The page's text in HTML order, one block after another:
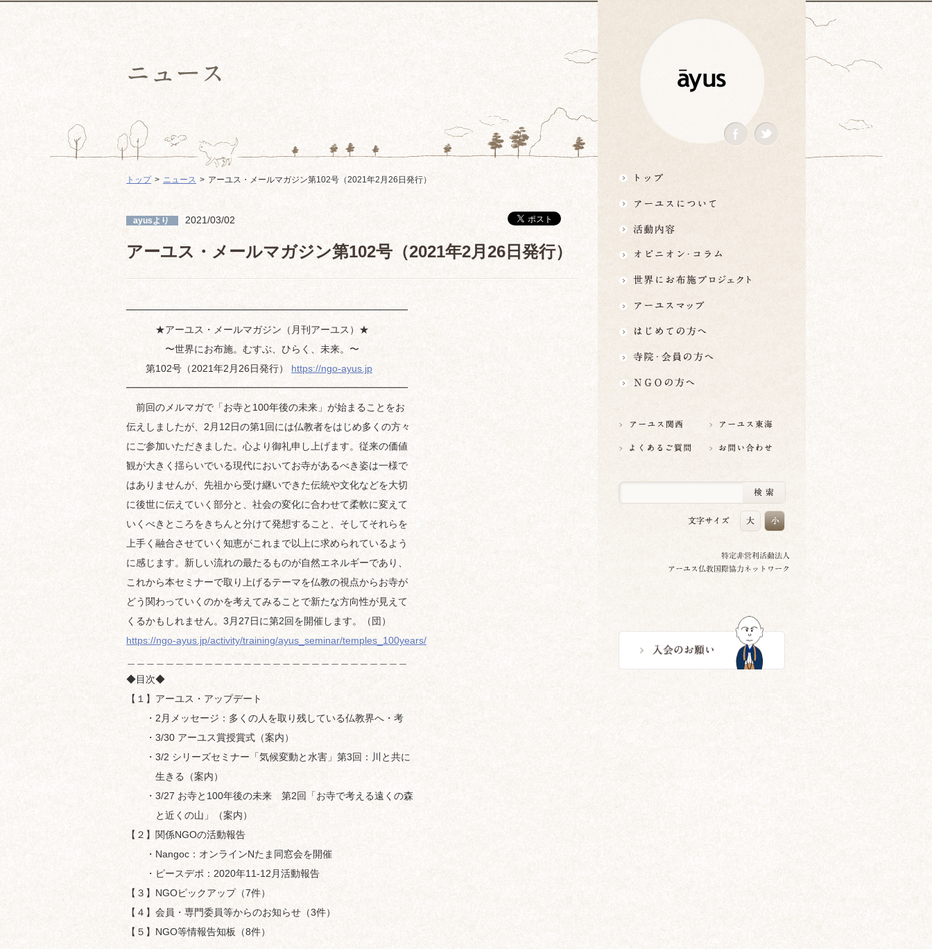
トップ ニュース アーユス・メールマガジン第102号（2021年2月26日発行）
ayusより 2021/03/02
アーユス・メールマガジン第102号（2021年2月26日発行）
━━━━━━━━━━━━━━━━━━━━━━━━━━━━━
★アーユス・メールマガジン（月刊アーユス）★
〜世界にお布施。むすぶ、ひらく、未来。〜
第102号（2021年2月26日発行） https://ngo-ayus.jp
━━━━━━━━━━━━━━━━━━━━━━━━━━━━━
前回のメルマガで「お寺と100年後の未来」が始まることをお
伝えしましたが、2月12日の第1回には仏教者をはじめ多くの方々
にご参加いただきました。心より御礼申し上げます。従来の価値
観が大きく揺らいでいる現代においてお寺があるべき姿は一様で
はありませんが、先祖から受け継いできた伝統や文化などを大切
に後世に伝えていく部分と、社会の変化に合わせて柔軟に変えて
いくべきところをきちんと分けて発想すること、そしてそれらを
上手く融合させていく知恵がこれまで以上に求められているよう
に感じます。新しい流れの最たるものが自然エネルギーであり、
これから本セミナーで取り上げるテーマを仏教の視点からお寺が
どう関わっていくのかを考えてみることで新たな方向性が見えて
くるかもしれません。3月27日に第2回を開催します。（団）
https://ngo-ayus.jp/activity/training/ayus_seminar/temples_100years/
＿＿＿＿＿＿＿＿＿＿＿＿＿＿＿＿＿＿＿＿＿＿＿＿＿＿＿＿＿
◆目次◆
【１】アーユス・アップデート
・2月メッセージ：多くの人を取り残している仏教界へ・考
・3/30 アーユス賞授賞式（案内）
・3/2 シリーズセミナー「気候変動と水害」第3回：川と共に
生きる（案内）
・3/27 お寺と100年後の未来 第2回「お寺で考える遠くの森
と近くの山」（案内）
【２】関係NGOの活動報告
・Nangoc：オンラインNたま同窓会を開催
・ピースデポ：2020年11-12月活動報告
【３】NGOピックアップ（7件）
【４】会員・専門委員等からのお知らせ（3件）
【５】NGO等情報告知板（8件）